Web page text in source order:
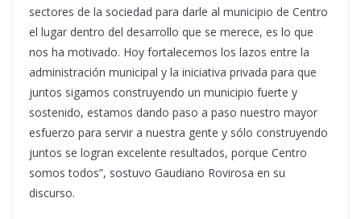
sectores de la sociedad para darle al municipio de Centro
el lugar dentro del desarrollo que se merece, es lo que
nos ha motivado. Hoy fortalecemos los lazos entre la
administración municipal y la iniciativa privada para que
juntos sigamos construyendo un municipio fuerte y
sostenido, estamos dando paso a paso nuestro mayor
esfuerzo para servir a nuestra gente y sólo construyendo
juntos se logran excelente resultados, porque Centro
somos todos”, sostuvo Gaudiano Rovirosa en su
discurso.